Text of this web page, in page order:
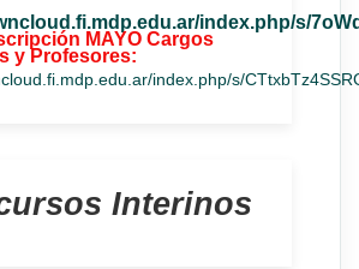
index.php/s/
MAYO Cargos
y Profesores:
index.php/s/
Interinos